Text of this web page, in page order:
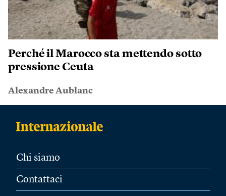
Perché il Marocco sta mettendo sotto
pressione Ceuta
Alexandre Aublanc
Chi siamo
Contattaci